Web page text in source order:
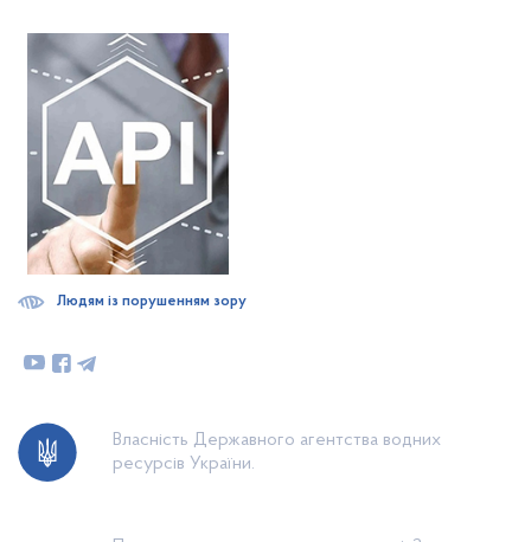
Власність Державного агентства водних
ресурсів України.
Людям із порушенням зору